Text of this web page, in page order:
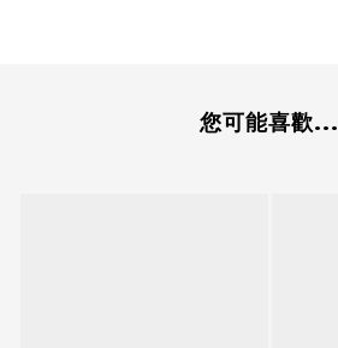
您可能喜歡...